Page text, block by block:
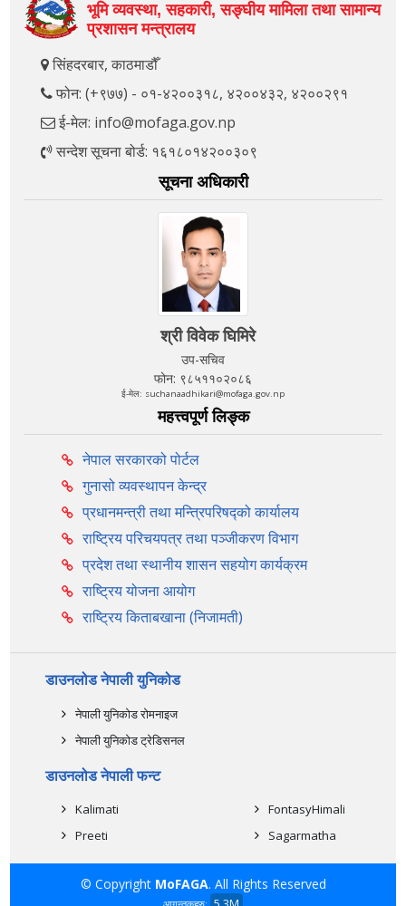
भूमि व्यवस्था, सहकारी, सङ्‍घीय मामिला तथा सामान्य
प्रशासन मन्त्रालय
सिंहदरबार, काठमाडौँ
फोन: (+९७७) - ०१-४२००३१८, ४२००४३२, ४२००२९१
ई-मेल: info@mofaga.gov.np
सन्देश सूचना बोर्ड: १६१८०१४२००३०९
सूचना अधिकारी
श्री विवेक घिमिरे
उप-सचिव
फोन: ९८५११०२०८६
ई-मेल: suchanaadhikari@mofaga.gov.np
महत्त्वपूर्ण लिङ्क
नेपाल सरकारको पोर्टल
गुनासो व्यवस्थापन केन्द्र
प्रधानमन्त्री तथा मन्त्रिपरिषद्को कार्यालय
राष्ट्रिय परिचयपत्र तथा पञ्‍जीकरण विभाग
प्रदेश तथा स्थानीय शासन सहयोग कार्यक्रम
राष्ट्रिय योजना आयोग
राष्ट्रिय किताबखाना (निजामती)
डाउनलोड नेपाली युनिकोड
नेपाली युनिकोड रोमनाइज
नेपाली युनिकोड ट्रेडिसनल
डाउनलोड नेपाली फन्ट
Kalimati
Preeti
FontasyHimali
Sagarmatha
© Copyright MoFAGA. All Rights Reserved